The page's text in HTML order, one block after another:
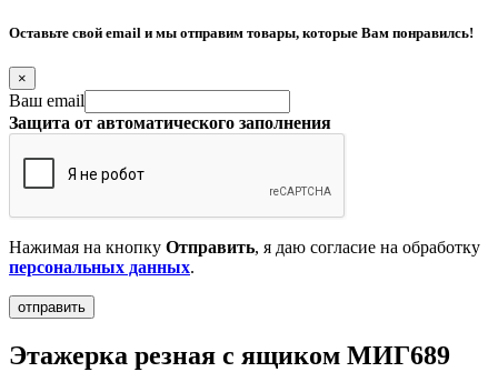
Оставьте свой email и мы отправим товары, которые Вам понравилсь!
×
Ваш email
Защита от автоматического заполнения
Нажимая на кнопку Отправить, я даю согласие на обработку
персональных данных.
Этажерка резная с ящиком МИГ689